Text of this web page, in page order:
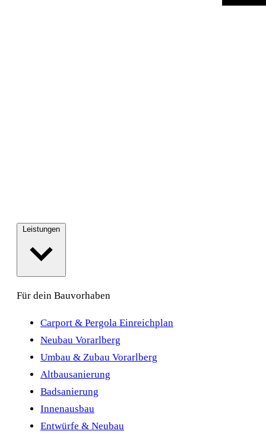
Für dein Bauvorhaben
Carport & Pergola Einreichplan
Neubau Vorarlberg
Umbau & Zubau Vorarlberg
Altbausanierung
Badsanierung
Innenausbau
Entwürfe & Neubau